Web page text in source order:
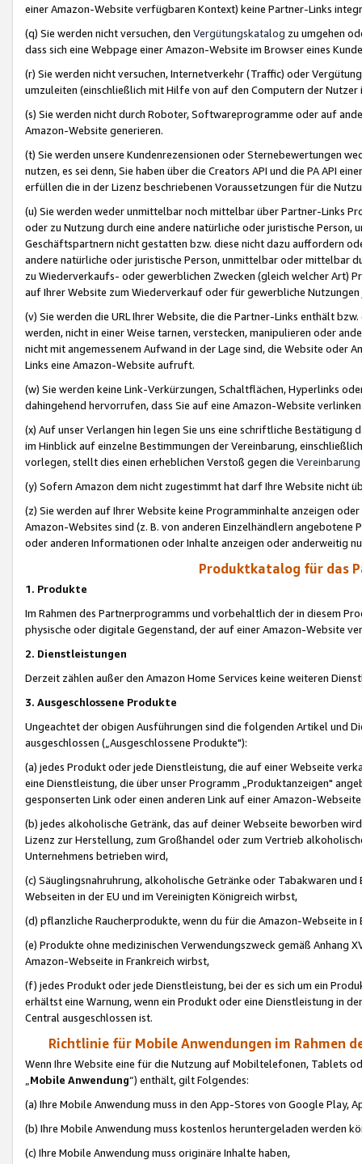
einer Amazon-Website verfügbaren Kontext) keine Partner-Links
(q) Sie werden nicht versuchen, den Vergütungskatalog zu umgehen
dass sich eine Webpage einer Amazon-Website im Browser eines
(r) Sie werden nicht versuchen, Internetverkehr (Traffic) oder
umzuleiten (einschließlich mit Hilfe von auf den Computern der
(s) Sie werden nicht durch Roboter, Softwareprogramme oder auf
Amazon-Website generieren.
(t) Sie werden unsere Kundenrezensionen oder Sternebewertungen
nutzen, es sei denn, Sie haben über die Creators API und die PA API
erfüllen die in der Lizenz beschriebenen Voraussetzungen für die
(u) Sie werden weder unmittelbar noch mittelbar über Partner-Links
oder zu Nutzung durch eine andere natürliche oder juristische
Geschäftspartnern nicht gestatten bzw. diese nicht dazu auffordern
andere natürliche oder juristische Person, unmittelbar oder mittelbar
zu Wiederverkaufs- oder gewerblichen Zwecken (gleich welcher Art)
auf Ihrer Website zum Wiederverkauf oder für gewerbliche
(v) Sie werden die URL Ihrer Website, die die Partner-Links enthält
werden, nicht in einer Weise tarnen, verstecken, manipulieren oder
nicht mit angemessenem Aufwand in der Lage sind, die Website oder
Links eine Amazon-Website aufruft.
(w) Sie werden keine Link-Verkürzungen, Schaltflächen, Hyperlinks
dahingehend hervorrufen, dass Sie auf eine Amazon-Website
(x) Auf unser Verlangen hin legen Sie uns eine schriftliche
im Hinblick auf einzelne Bestimmungen der Vereinbarung,
vorlegen, stellt dies einen erheblichen Verstoß gegen die Vereinbarung
(y) Sofern Amazon dem nicht zugestimmt hat darf Ihre Website nicht
(z) Sie werden auf Ihrer Website keine Programminhalte anzeigen
Amazon-Websites sind (z. B. von anderen Einzelhändlern
oder anderen Informationen oder Inhalte anzeigen oder anderweitig
Produktkatalog für das
1. Produkte
Im Rahmen des Partnerprogramms und vorbehaltlich der in diesem
physische oder digitale Gegenstand, der auf einer Amazon-Website
2. Dienstleistungen
Derzeit zählen außer den Amazon Home Services keine weiteren
3. Ausgeschlossene Produkte
Ungeachtet der obigen Ausführungen sind die folgenden Artikel und
ausgeschlossen („Ausgeschlossene Produkte"):
(a) jedes Produkt oder jede Dienstleistung, die auf einer Webseite
eine Dienstleistung, die über unser Programm „Produktanzeigen"
gesponserten Link oder einen anderen Link auf einer Amazon-
(b) jedes alkoholische Getränk, das auf deiner Webseite beworben
Lizenz zur Herstellung, zum Großhandel oder zum Vertrieb
Unternehmens betrieben wird,
(c) Säuglingsnahruhrung, alkoholische Getränke oder Tabakwaren
Webseiten in der EU und im Vereinigten Königreich wirbst,
(d) pflanzliche Raucherprodukte, wenn du für die Amazon-Webseite in
(e) Produkte ohne medizinischen Verwendungszweck gemäß Anhang
Amazon-Webseite in Frankreich wirbst,
(f) jedes Produkt oder jede Dienstleistung, bei der es sich um ein
erhältst eine Warnung, wenn ein Produkt oder eine Dienstleistung in
Central ausgeschlossen ist.
Richtlinie für Mobile Anwendungen im Rahmen
Wenn Ihre Website eine für die Nutzung auf Mobiltelefonen, Tablets
„Mobile Anwendung“) enthält, gilt Folgendes:
(a) Ihre Mobile Anwendung muss in den App-Stores von Google Play,
(b) Ihre Mobile Anwendung muss kostenlos heruntergeladen werden
(c) Ihre Mobile Anwendung muss originäre Inhalte haben,